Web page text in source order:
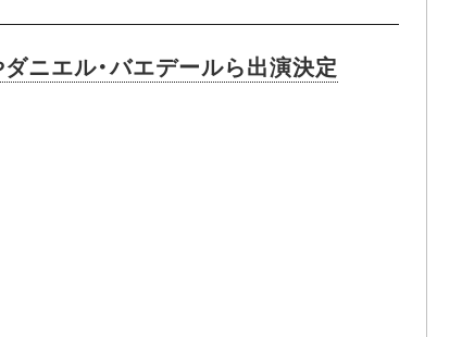
ニエル・バエデールら出演決定